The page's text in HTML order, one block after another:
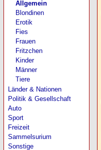
Allgemein
Blondinen
Erotik
Fies
Frauen
Fritzchen
Kinder
Männer
Tiere
Länder & Nationen
Politik & Gesellschaft
Auto
Sport
Freizeit
Sammelsurium
Sonstige